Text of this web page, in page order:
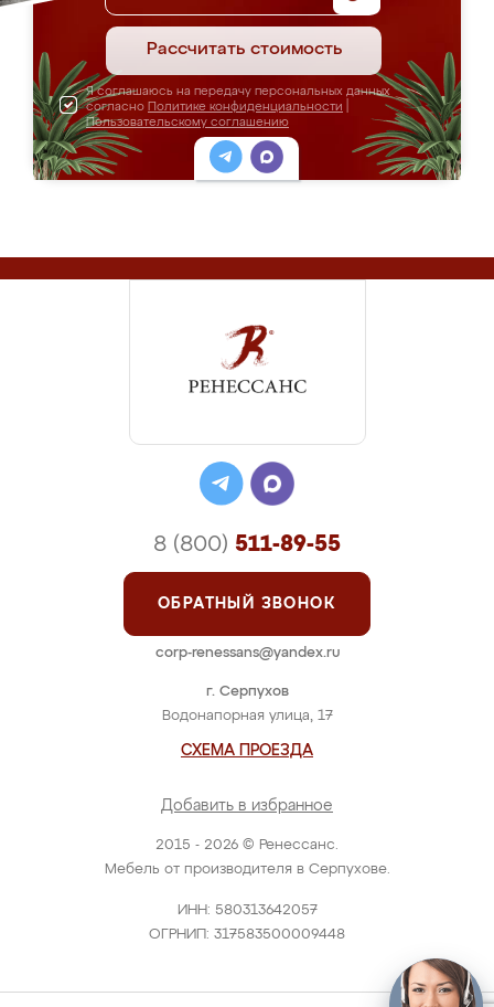
Рассчитать стоимость
Я соглашаюсь на передачу персональных данных
согласно Политике конфиденциальности
Пользовательскому соглашению
2015 - 2026 © Ренессанс.
Мебель от производителя в Серпухове.
ИНН: 580313642057
ОГРНИП: 317583500009448
г. Серпухов
Водонапорная улица, 17
СХЕМА ПРОЕЗДА
Добавить в избранное
8 (800) 511-89-55
ОБРАТНЫЙ ЗВОНОК
corp-renessans@yandex.ru